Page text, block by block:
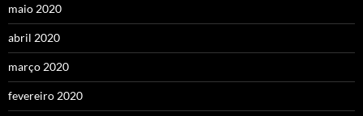
maio 2020
abril 2020
março 2020
fevereiro 2020